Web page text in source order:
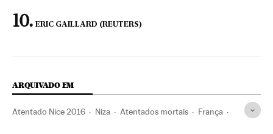
ERIC GAILLARD (REUTERS)
ARQUIVADO EM
Atentado Nice 2016 Niza Atentados mortais França